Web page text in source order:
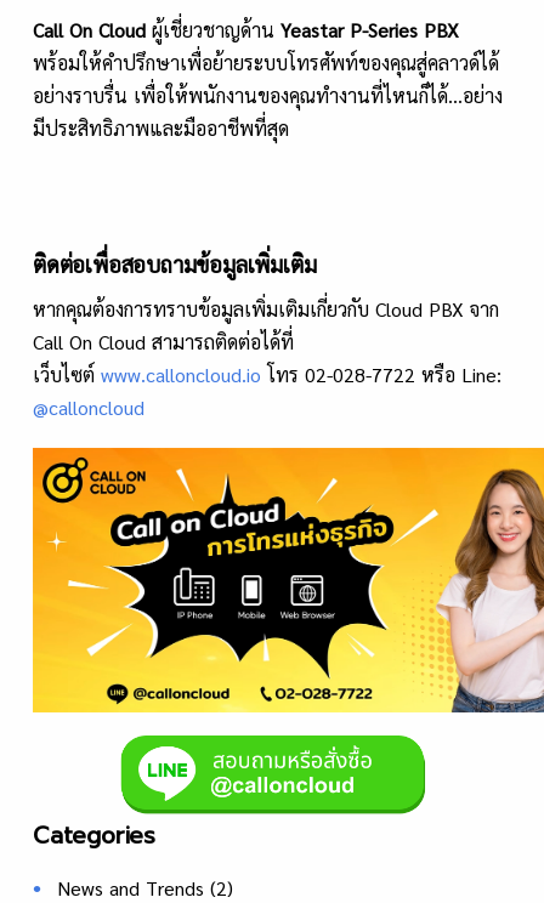
Call On Cloud ผู้เชี่ยวชาญด้าน Yeastar P-Series PBX
พร้อมให้คำปรึกษาเพื่อย้ายระบบโทรศัพท์ของคุณสู่คลาวด์ได้
อย่างราบรื่น เพื่อให้พนักงานของคุณทำงานที่ไหนก็ได้...อย่าง
มีประสิทธิภาพและมืออาชีพที่สุด
ติดต่อเพื่อสอบถามข้อมูลเพิ่มเติม
หากคุณต้องการทราบข้อมูลเพิ่มเติมเกี่ยวกับ Cloud PBX จาก
Call On Cloud สามารถติดต่อได้ที่
เว็บไซต์ www.calloncloud.io โทร 02-028-7722 หรือ Line:
@calloncloud
Categories
News and Trends (2)